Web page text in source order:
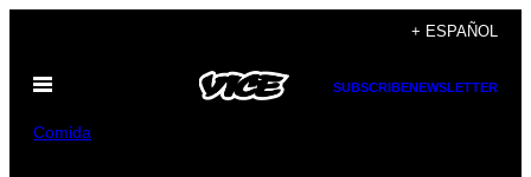
contenido
+ ESPAÑOL
Abrir
SUBSCRIBENEWSLETTER
Comida